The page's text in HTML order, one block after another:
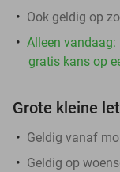
Ook geldig op
Alleen vandaag:
gratis kans op
Grote kleine
Geldig vanaf
Geldig op